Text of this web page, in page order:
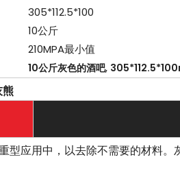
305*112.5*100
10公斤
210MPA最小值
10公斤灰色的酒吧,
熊
型应用中，以去除不需要的材料。